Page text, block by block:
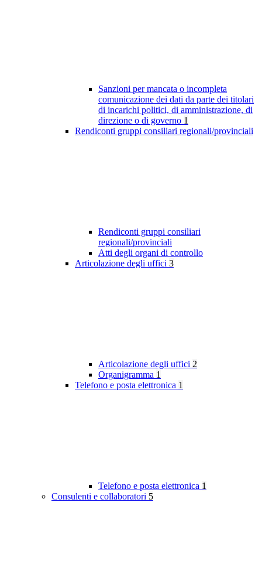
Sanzioni per mancata o incompleta
comunicazione dei dati da parte dei titolari
di incarichi politici, di amministrazione, di
direzione o di governo 1
Rendiconti gruppi consiliari regionali/provinciali
Rendiconti gruppi consiliari
regionali/provinciali
Atti degli organi di controllo
Articolazione degli uffici 3
Articolazione degli uffici 2
Organigramma 1
Telefono e posta elettronica 1
Telefono e posta elettronica 1
Consulenti e collaboratori 5